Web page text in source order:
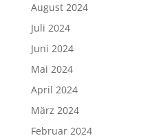
August 2024
Juli 2024
Juni 2024
Mai 2024
April 2024
März 2024
Februar 2024